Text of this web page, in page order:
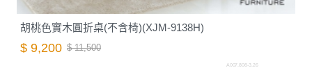
胡桃色實木圓折桌(不含椅)(XJM-9138H)
$ 9,200 $ 11,500
A007.808-3.26